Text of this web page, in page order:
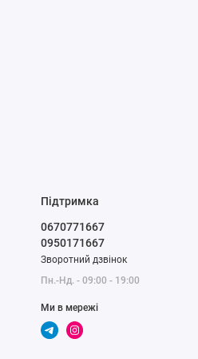
Підтримка
0670771667
0950171667
Зворотний дзвінок
Пн.-Нд. - 09:00 - 19:00
Ми в мережі